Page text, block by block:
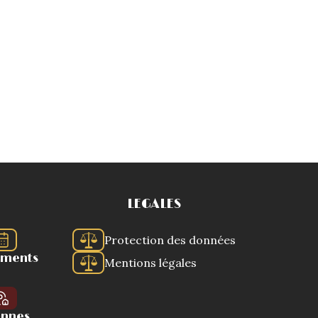
LEGALES
Protection des données
Mentions légales